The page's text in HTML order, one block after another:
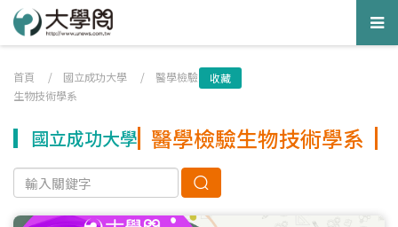
首頁 / 國立成功大學 / 醫學檢驗
生物技術學系
收藏
國立成功大學 醫學檢驗生物技術學系